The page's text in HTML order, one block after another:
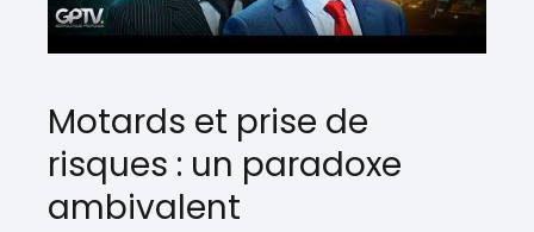
Motards et prise de
risques : un paradoxe
ambivalent